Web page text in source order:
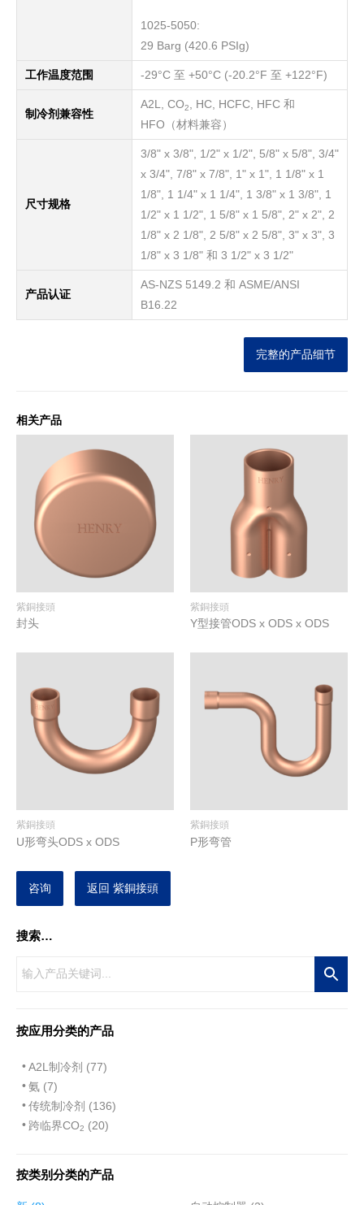
搜索…
按应用分类的产品
A2L制冷剂 (77)
氨 (7)
传统制冷剂 (136)
跨临界CO2 (20)
按类别分类的产品
1025-5050:
29 Barg (420.6 PSIg)
工作温度范围 -29°C 至 +50°C (-20.2°F 至 +122°F)
制冷剂兼容性
A2L, CO2, HC, HCFC, HFC 和
HFO（材料兼容）
尺寸规格
3/8" x 3/8", 1/2" x 1/2", 5/8" x 5/8", 3/4"
x 3/4", 7/8" x 7/8", 1" x 1", 1 1/8" x 1
1/8", 1 1/4" x 1 1/4", 1 3/8" x 1 3/8", 1
1/2" x 1 1/2", 1 5/8" x 1 5/8", 2" x 2", 2
1/8" x 2 1/8", 2 5/8" x 2 5/8", 3" x 3", 3
1/8" x 3 1/8" 和 3 1/2" x 3 1/2"
产品认证
AS-NZS 5149.2 和 ASME/ANSI
B16.22
完整的产品细节
相关产品
紫銅接頭
封头
紫銅接頭
Y型接管ODS x ODS x ODS
紫銅接頭
U形弯头ODS x ODS
紫銅接頭
P形弯管
咨询 返回 紫銅接頭